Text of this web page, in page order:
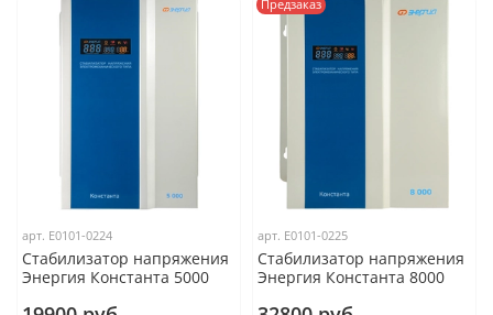
арт. Е0101-0224
Стабилизатор напряжения
Энергия Константа 5000
Предзаказ
арт. Е0101-0225
Стабилизатор напряжения
Энергия Константа 8000